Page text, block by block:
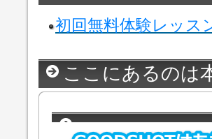
初回無料体験レッス
ここにあるのは